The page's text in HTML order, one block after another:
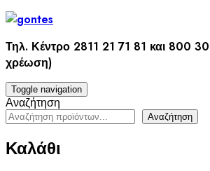
Skip
Τηλ. Κέντρο 2811 21 71 81 και 800
χρέωση)
Toggle navigation
Αναζήτηση
Αναζήτηση
Καλάθι